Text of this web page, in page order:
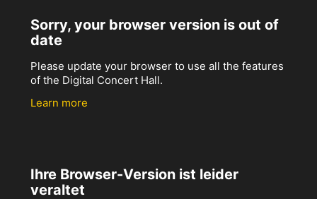
Sorry, your browser version is out of
date
Please update your browser to use all the features
of the Digital Concert Hall.
Learn more
Ihre Browser-Version ist leider
veraltet